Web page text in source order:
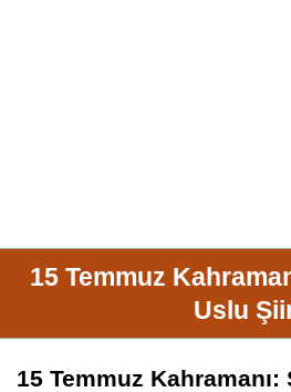
15 Temmuz
Uslu
15 Temmuz